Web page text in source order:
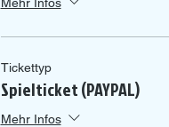
Tickettyp
Spielticket (PAYPAL)
Mehr Infos